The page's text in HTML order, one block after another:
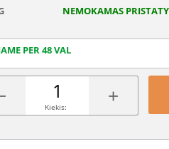
NEMOKAMAS
PER 48 VAL
+
Kiekis: